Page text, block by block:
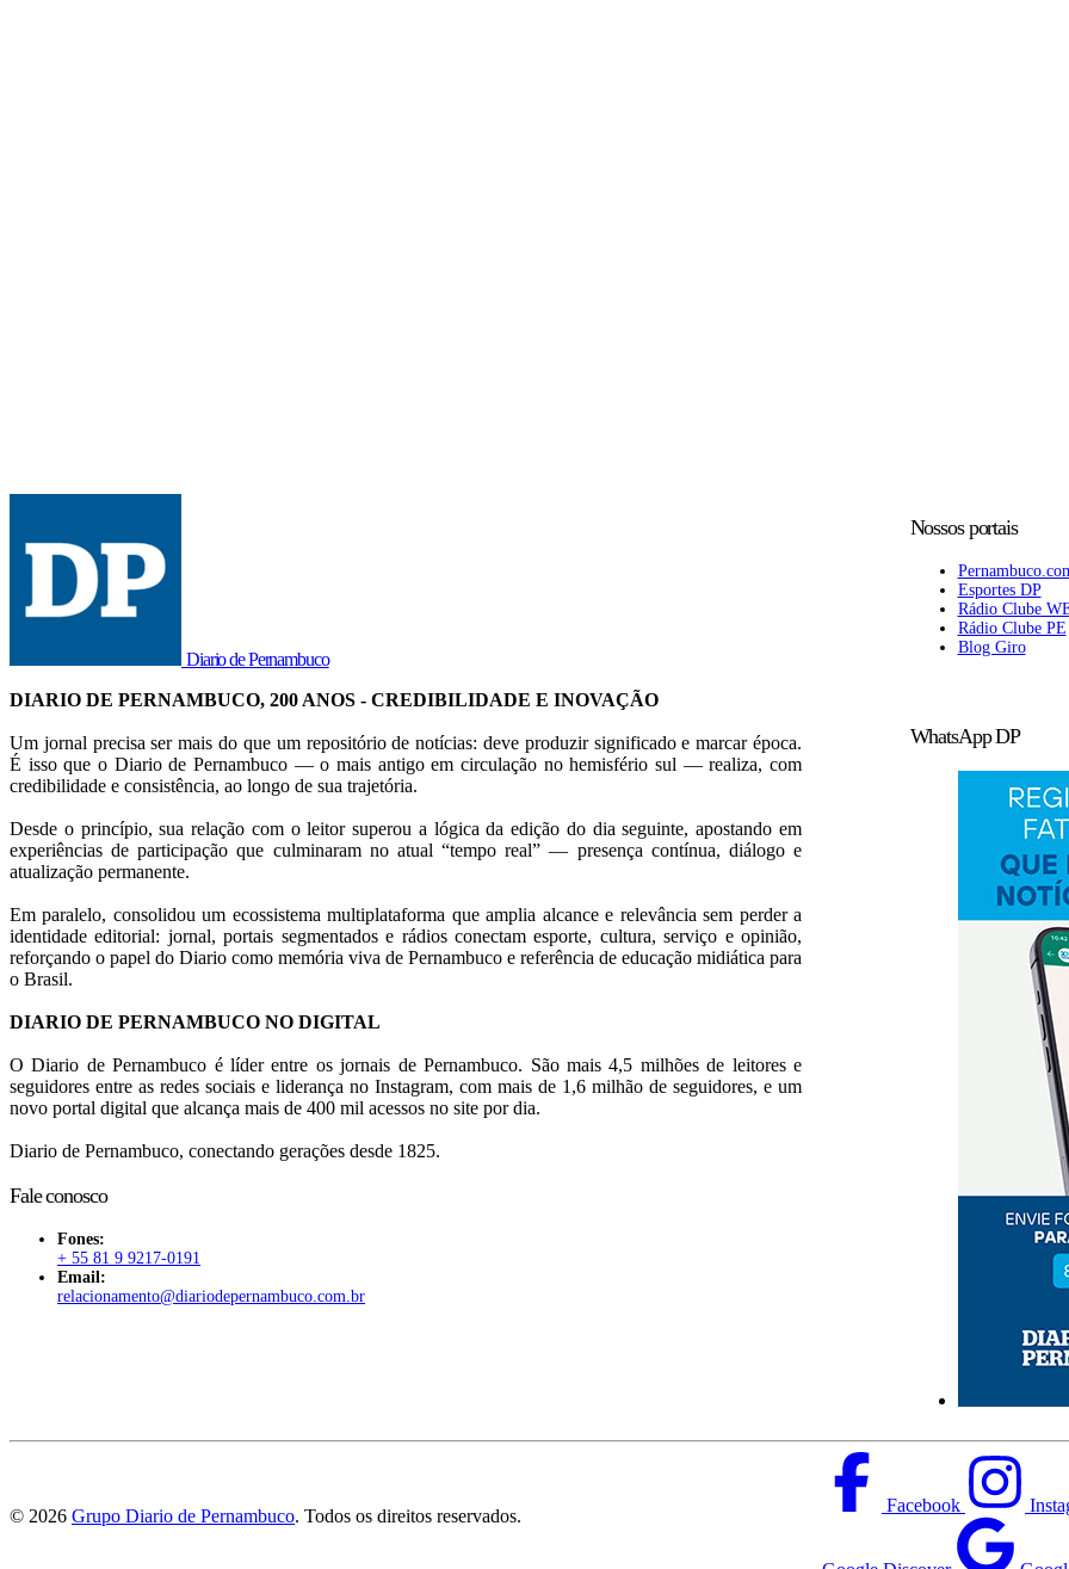
Diario de Pernambuco
DIARIO DE PERNAMBUCO, 200 ANOS - CREDIBILIDADE E INOVAÇÃO
Um jornal precisa ser mais do que um repositório de notícias: deve produzir significado e marcar época.
É isso que o Diario de Pernambuco — o mais antigo em circulação no hemisfério sul — realiza, com
credibilidade e consistência, ao longo de sua trajetória.
Desde o princípio, sua relação com o leitor superou a lógica da edição do dia seguinte, apostando em
experiências de participação que culminaram no atual “tempo real” — presença contínua, diálogo e
atualização permanente.
Em paralelo, consolidou um ecossistema multiplataforma que amplia alcance e relevância sem perder a
identidade editorial: jornal, portais segmentados e rádios conectam esporte, cultura, serviço e opinião,
reforçando o papel do Diario como memória viva de Pernambuco e referência de educação midiática para
o Brasil.
DIARIO DE PERNAMBUCO NO DIGITAL
O Diario de Pernambuco é líder entre os jornais de Pernambuco. São mais 4,5 milhões de leitores e
seguidores entre as redes sociais e liderança no Instagram, com mais de 1,6 milhão de seguidores, e um
novo portal digital que alcança mais de 400 mil acessos no site por dia.
Diario de Pernambuco, conectando gerações desde 1825.
Fale conosco
Fones:
+ 55 81 9 9217-0191
Email:
relacionamento@diariodepernambuco.com.br
Nossos portais
Esportes DP
Rádio Clube
Rádio Clube PE
Blog Giro
WhatsApp DP
© 2026 Grupo Diario de Pernambuco. Todos os direitos reservados.
Facebook